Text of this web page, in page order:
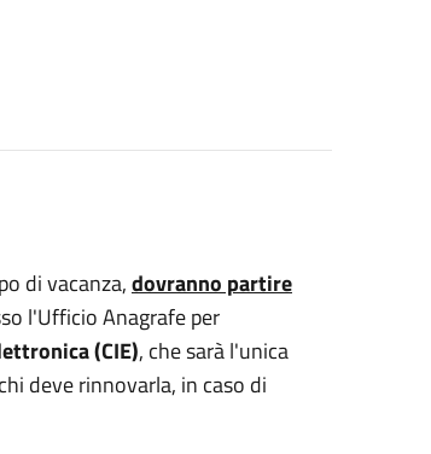
di vacanza,dovranno partire
l'Ufficio Anagrafe per
(CIE), che sarà l'unica
deve rinnovarla, in caso di